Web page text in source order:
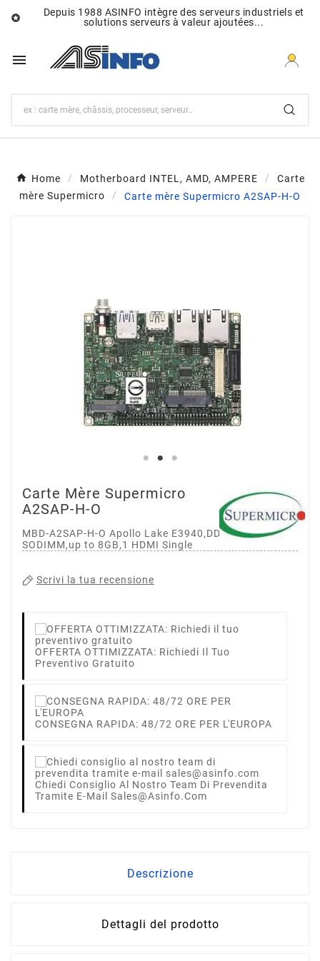

Depuis 1988 ASINFO intègre des serveurs industriels et
solutions serveurs à valeur ajoutées...

Home Motherboard INTEL, AMD, AMPERE
Carte
mère Supermicro
Carte mère Supermicro A2SAP-H-O
Carte Mère Supermicro
A2SAP-H-O
MBD-A2SAP-H-O Apollo Lake E3940,DDR3L 1867MHz
SODIMM,up to 8GB,1 HDMI Single
Scrivi la tua recensione
OFFERTA OTTIMIZZATA: Richiedi Il Tuo
Preventivo Gratuito
CONSEGNA RAPIDA: 48/72 ORE PER L'EUROPA
Chiedi Consiglio Al Nostro Team Di Prevendita
Tramite E-Mail Sales@asinfo.com
Descrizione
Dettagli del prodotto